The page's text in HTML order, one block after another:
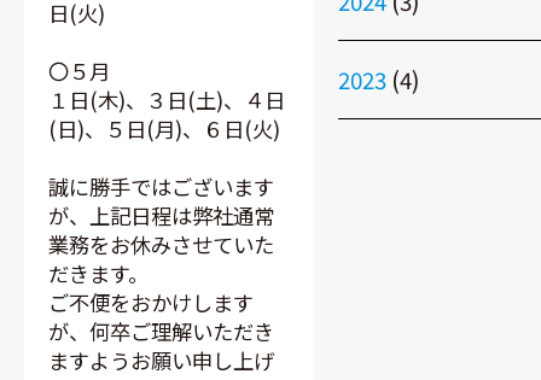
日(火)
〇５月
１日(木)、３日(土)、４日
(日)、５日(月)、６日(火)
誠に勝手ではございます
が、上記日程は弊社通常
業務をお休みさせていた
だきます。
ご不便をおかけします
が、何卒ご理解いただき
ますようお願い申し上げ
2023 (4)